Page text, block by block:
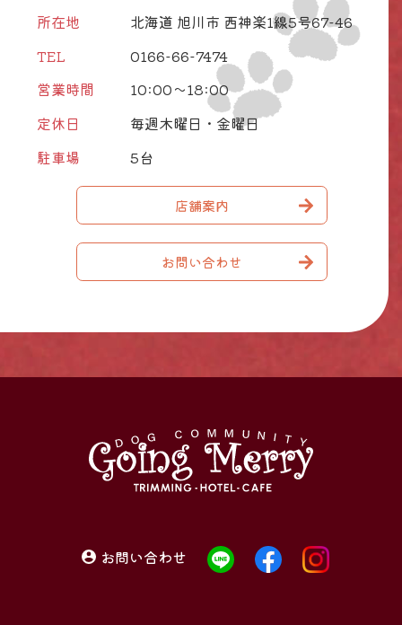
所在地
北海道 旭川市 西神楽1線5号67-46
TEL
0166-66-7474
営業時間
10:00～18:00
定休日
毎週木曜日・金曜日
駐車場
5台
店舗案内
お問い合わせ
お問い合わせ